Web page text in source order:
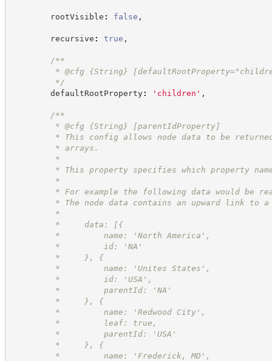
rootVisible : false ,
recursive : true ,
/**
* @cfg {String}
*/
defaultRootProperty: ' children ' ,
/**
* @cfg {String} [parentIdProperty]
* This config allows node data to be returned
* arrays.
*
* This property specifies which property name
*
* For example the following data would be
* The node data contains an upward link to a
*
*     data: [{
*         name: 'North America',
*         id: 'NA'
*     }, {
*         name: 'Unites States',
*         id: 'USA',
*         parentId: 'NA'
*     }, {
*         name: 'Redwood City',
*         leaf: true,
*         parentId: 'USA'
*     }, {
*         name: 'Frederick, MD',